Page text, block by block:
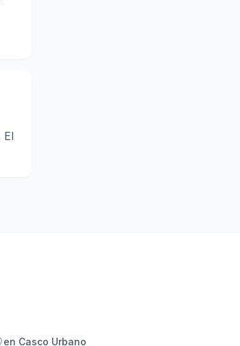
El
en Casco Urbano